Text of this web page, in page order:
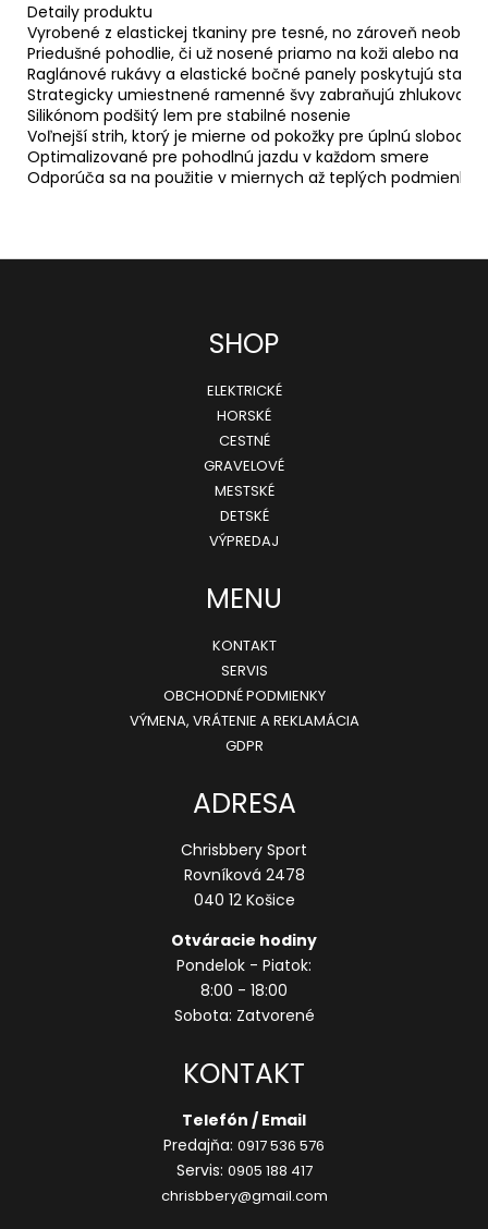
Detaily produktu
Vyrobené z elastickej tkaniny pre tesné, no zároveň
Priedušné pohodlie, či už nosené priamo na koži alebo na
Raglánové rukávy a elastické bočné panely poskytujú
Strategicky umiestnené ramenné švy zabraňujú
Silikónom podšitý lem pre stabilné nosenie
Voľnejší strih, ktorý je mierne od pokožky pre úplnú slobodu
Optimalizované pre pohodlnú jazdu v každom smere
Odporúča sa na použitie v miernych až teplých
SHOP
ELEKTRICKÉ
HORSKÉ
CESTNÉ
GRAVELOVÉ
MESTSKÉ
DETSKÉ
VÝPREDAJ
MENU
KONTAKT
SERVIS
OBCHODNÉ PODMIENKY
VÝMENA, VRÁTENIE A REKLAMÁCIA
GDPR
ADRESA
Chrisbbery Sport
Rovníková 2478
040 12 Košice
Otváracie hodiny
Pondelok - Piatok:
8:00 - 18:00
Sobota: Zatvorené
KONTAKT
Telefón / Email
Predajňa: 0917 536 576
Servis: 0905 188 417
chrisbbery@gmail.com